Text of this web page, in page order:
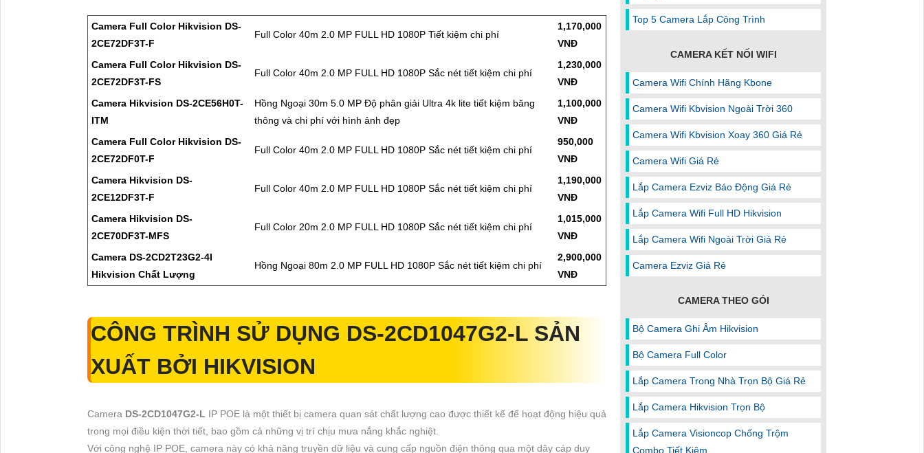
Camera Full Color Hikvision DS-
2CE72DF3T-F
Full Color 40m 2.0 MP FULL HD 1080P Tiết kiệm chi phí
1,170,000
VNĐ
Camera Full Color Hikvision DS-
2CE72DF3T-FS
Full Color 40m 2.0 MP FULL HD 1080P Sắc nét tiết kiệm chi phí
1,230,000
VNĐ
Camera Hikvision DS-2CE56H0T-
ITM
Hồng Ngoại 30m 5.0 MP Độ phân giải Ultra 4k lite tiết kiệm băng
thông và chi phí với hình ảnh đẹp
1,100,000
VNĐ
Camera Full Color Hikvision DS-
2CE72DF0T-F
Full Color 40m 2.0 MP FULL HD 1080P Sắc nét tiết kiệm chi phí
950,000
VNĐ
Camera Hikvision DS-
2CE12DF3T-F
Full Color 40m 2.0 MP FULL HD 1080P Sắc nét tiết kiệm chi phí
1,190,000
VNĐ
Camera Hikvision DS-
2CE70DF3T-MFS
Full Color 20m 2.0 MP FULL HD 1080P Sắc nét tiết kiệm chi phí
1,015,000
VNĐ
Camera DS-2CD2T23G2-4I
Hikvision Chất Lượng
Hồng Ngoại 80m 2.0 MP FULL HD 1080P Sắc nét tiết kiệm chi phí
2,900,000
VNĐ
CÔNG TRÌNH SỬ DỤNG DS-2CD1047G2-L SẢN
XUẤT BỞI HIKVISION
Camera DS-2CD1047G2-L IP POE là một thiết bị camera quan sát chất lượng cao được thiết kế để hoạt động hiệu quả
trong mọi điều kiện thời tiết, bao gồm cả những vị trí chịu mưa nắng khắc nghiệt.
Với công nghệ IP POE, camera này có khả năng truyền dữ liệu và cung cấp nguồn điện thông qua một dây cáp duy
Top 5 Camera Lắp Công Trình
CAMERA KẾT NỐI WIFI
Camera Wifi Chính Hãng Kbone
Camera Wifi Kbvision Ngoài Trời 360
Camera Wifi Kbvision Xoay 360 Giá Rẻ
Camera Wifi Giá Rẻ
Lắp Camera Ezviz Báo Động Giá Rẻ
Lắp Camera Wifi Full HD Hikvision
Lắp Camera Wifi Ngoài Trời Giá Rẻ
Camera Ezviz Giá Rẻ
CAMERA THEO GÓI
Bộ Camera Ghi Âm Hikvision
Bộ Camera Full Color
Lắp Camera Trong Nhà Trọn Bộ Giá Rẻ
Lắp Camera Hikvision Trọn Bộ
Lắp Camera Visioncop Chống Trộm
Combo Tiết Kiệm